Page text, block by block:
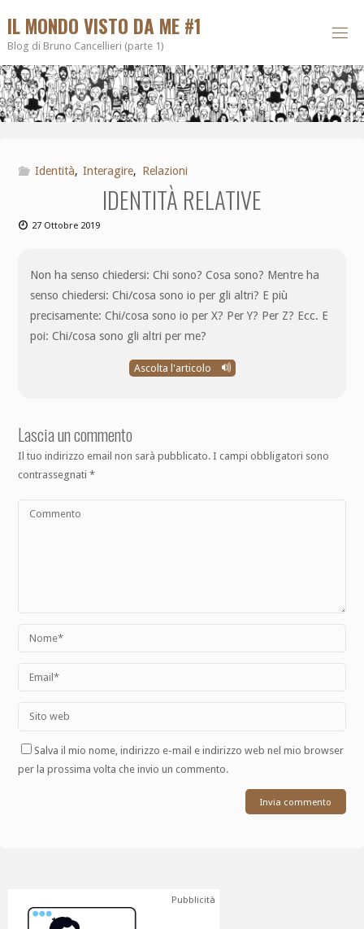
IL MONDO VISTO DA ME #1
Blog di Bruno Cancellieri (parte 1)
Identità, Interagire, Relazioni
IDENTITÀ RELATIVE
27 Ottobre 2019
Non ha senso chiedersi: Chi sono? Cosa sono? Mentre ha
senso chiedersi: Chi/cosa sono io per gli altri? E più
precisamente: Chi/cosa sono io per X? Per Y? Per Z? Ecc. E
poi: Chi/cosa sono gli altri per me?
Ascolta l'articolo
Lascia un commento
Il tuo indirizzo email non sarà pubblicato. I campi obbligatori sono
contrassegnati*
Salva il mio nome, indirizzo e-mail e indirizzo web nel mio browser
per la prossima volta che invio un commento.
Pubblicità